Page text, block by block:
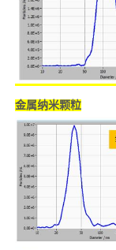
金属纳米颗粒